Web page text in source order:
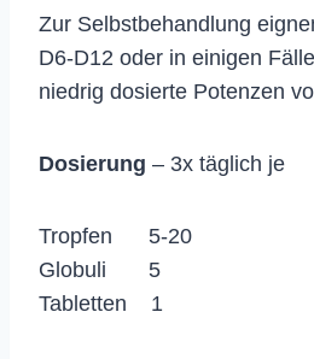
Zur Selbstbehandlung
D6-D12 oder in einigen
niedrig dosierte Potenzen
Dosierung – 3x täglich je
Tropfen 5-20
Globuli 5
Tabletten 1